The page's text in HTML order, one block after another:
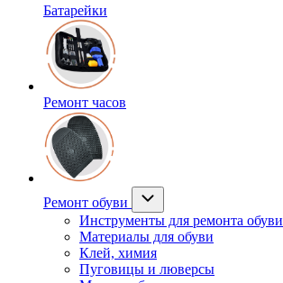
Батарейки
Ремонт часов
Ремонт обуви
Инструменты для ремонта обуви
Материалы для обуви
Клей, химия
Пуговицы и люверсы